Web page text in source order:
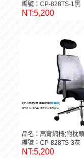
編號：CP-828TS-1黑
NT:5,200
品名：高背網椅(附枕
編號：CP-828TS-3灰
NT:5,200